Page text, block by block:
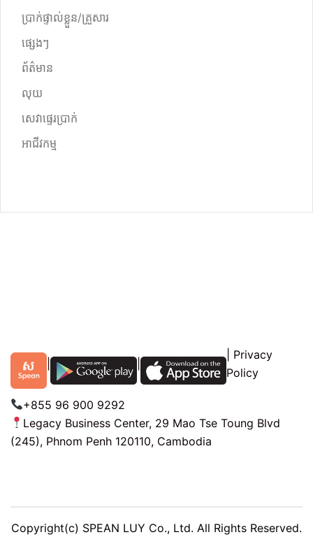
ប្រាក់ផ្ទាល់ខ្លួន/គ្រួសារ
ផ្សេងៗ
ព័ត៌មាន
លុយ
សេវាផ្ទេរប្រាក់
អាជីវកម្ម
| |
Privacy
Policy
+855 96 900 9292
Legacy Business Center, 29 Mao Tse Toung Blvd
(245), Phnom Penh 120110, Cambodia
Copyright(c) SPEAN LUY Co., Ltd. All Rights Reserved.